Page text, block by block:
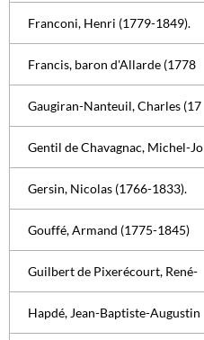
Franconi, Henri (1779-1849).
Francis, baron d'Allarde (1778
Gaugiran-Nanteuil, Charles (17
Gentil de Chavagnac, Michel-Jo
Gersin, Nicolas (1766-1833).
Gouffé, Armand (1775-1845)
Guilbert de Pixerécourt, René-
Hapdé, Jean-Baptiste-Augustin